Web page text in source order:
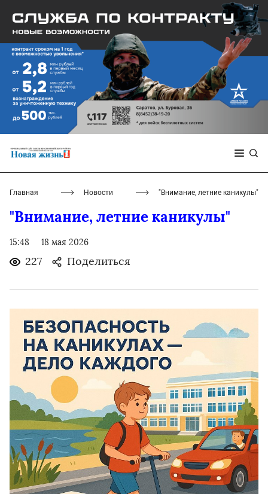
Главная Новости "Внимание, летние каникулы"
"Внимание, летние каникулы"
15:48 18 мая 2026
227 Поделиться